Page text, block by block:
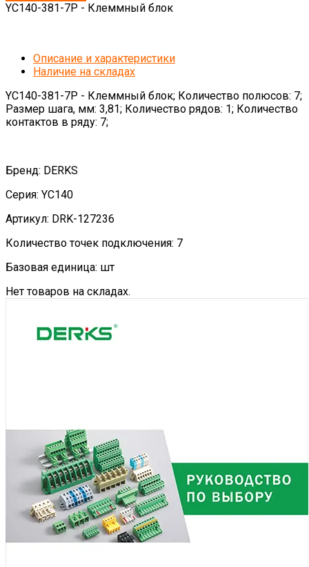
YC140-381-7P - Клеммный блок
Описание и характеристики
Наличие на складах
YC140-381-7P - Клеммный блок; Количество полюсов: 7;
Размер шага, мм: 3,81; Количество рядов: 1; Количество
контактов в ряду: 7;
Бренд: DERKS
Серия: YC140
Артикул: DRK-127236
Количество точек подключения: 7
Базовая единица: шт
Нет товаров на складах.